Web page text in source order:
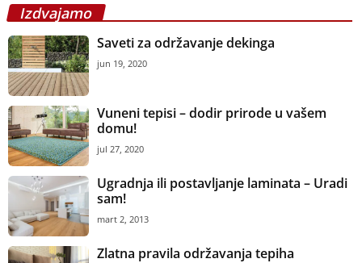
Izdvajamo
Saveti za održavanje dekinga
jun 19, 2020
Vuneni tepisi – dodir prirode u vašem
domu!
jul 27, 2020
Ugradnja ili postavljanje laminata – Uradi
sam!
mart 2, 2013
Zlatna pravila održavanja tepiha